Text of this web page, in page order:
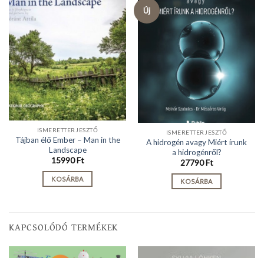
ISMERETTERJESZTŐ
Tájban élő Ember – Man in the
Landscape
15990Ft
KOSÁRBA
Új
ISMERETTERJESZTŐ
A hidrogén avagy Miért írunk
a hidrogénről?
27790Ft
KOSÁRBA
KAPCSOLÓDÓ TERMÉKEK